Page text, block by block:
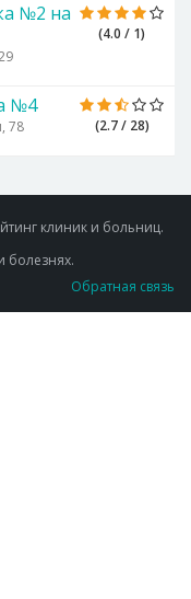
(4.0 / 1)
№2 на
(2.7 / 28)
№4
78
клиник и больниц.
болезнях.
Обратная связь